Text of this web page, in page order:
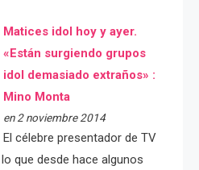
Matices idol hoy y ayer.
«Están surgiendo grupos
idol demasiado extraños» :
Mino Monta
en 2 noviembre 2014
El célebre presentador de TV
que desde hace algunos